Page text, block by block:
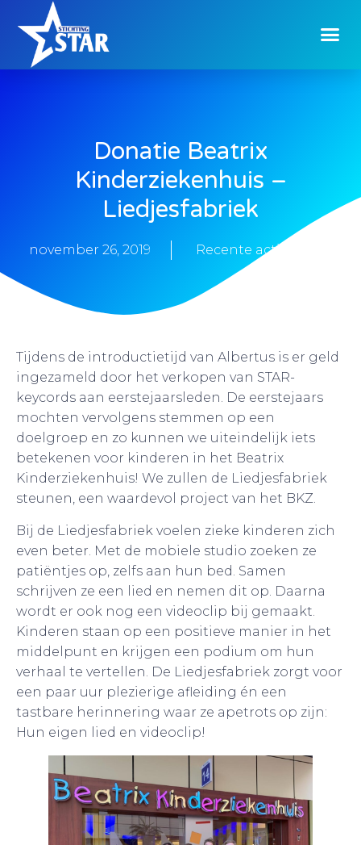
Donatie Beatrix
Kinderziekenhuis –
Liedjesfabriek
november 26, 2019 Recente activiteiten
Tijdens de introductietijd van Albertus is er geld
ingezameld door het verkopen van STAR-
keycords aan eerstejaarsleden. De eerstejaars
mochten vervolgens stemmen op een
doelgroep en zo kunnen we uiteindelijk iets
betekenen voor kinderen in het Beatrix
Kinderziekenhuis! We zullen de Liedjesfabriek
steunen, een waardevol project van het BKZ.
Bij de Liedjesfabriek voelen zieke kinderen zich
even beter. Met de mobiele studio zoeken ze
patiëntjes op, zelfs aan hun bed. Samen
schrijven ze een lied en nemen dit op. Daarna
wordt er ook nog een videoclip bij gemaakt.
Kinderen staan op een positieve manier in het
middelpunt en krijgen een podium om hun
verhaal te vertellen. De Liedjesfabriek zorgt voor
een paar uur plezierige afleiding én een
tastbare herinnering waar ze apetrots op zijn:
Hun eigen lied en videoclip!